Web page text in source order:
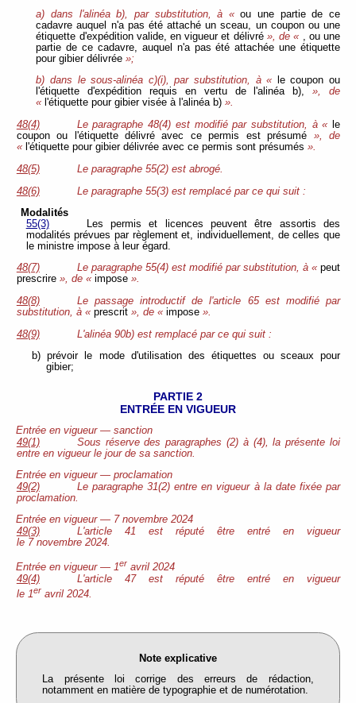
a) dans l'alinéa b), par substitution, à «ou une partie de ce
cadavre auquel n'a pas été attaché un sceau, un coupon ou une
étiquette d'expédition valide, en vigueur et délivré», de « , ou une
partie de ce cadavre, auquel n'a pas été attachée une étiquette
pour gibier délivrée »;
b) dans le sous-alinéa c)(i), par substitution, à «
le coupon ou
l'étiquette d'expédition requis en vertu de l'alinéa b), », de
« l'étiquette pour gibier visée à l'alinéa b) ».
48(4)
Le paragraphe 48(4) est modifié par substitution, à «
le
coupon ou l'étiquette délivré avec ce permis est présumé », de
« l'étiquette pour gibier délivrée avec ce permis sont présumés ».
48(5)
Le paragraphe 55(2) est abrogé.
48(6)
Le paragraphe 55(3) est remplacé par ce qui suit :
Modalités
55(3)
Les permis et licences peuvent être assortis des
modalités prévues par règlement et, individuellement, de celles que
le ministre impose à leur égard.
48(7)
Le paragraphe 55(4) est modifié par substitution, à « peut
prescrire», de « impose».
48(8)
Le passage introductif de l'article 65 est modifié par
substitution, à « prescrit», de « impose».
48(9)
L'alinéa 90b) est remplacé par ce qui suit :
b) prévoir le mode d'utilisation des étiquettes ou sceaux pour
gibier;
PARTIE 2
ENTRÉE EN VIGUEUR
Entrée en vigueur — sanction
49(1)
Sous réserve des paragraphes (2) à (4), la présente loi
entre en vigueur le jour de sa sanction.
Entrée en vigueur — proclamation
49(2)
Le paragraphe 31(2) entre en vigueur à la date fixée par
proclamation.
Entrée en vigueur — 7 novembre 2024
49(3)
L'article 41 est réputé être entré en vigueur
le 7 novembre 2024.
Entrée en vigueur — 1er avril 2024
49(4)
L'article 47 est réputé être entré en vigueur
le 1er avril 2024.
Note explicative
La présente loi corrige des erreurs de rédaction,
notamment en matière de typographie et de numérotation.